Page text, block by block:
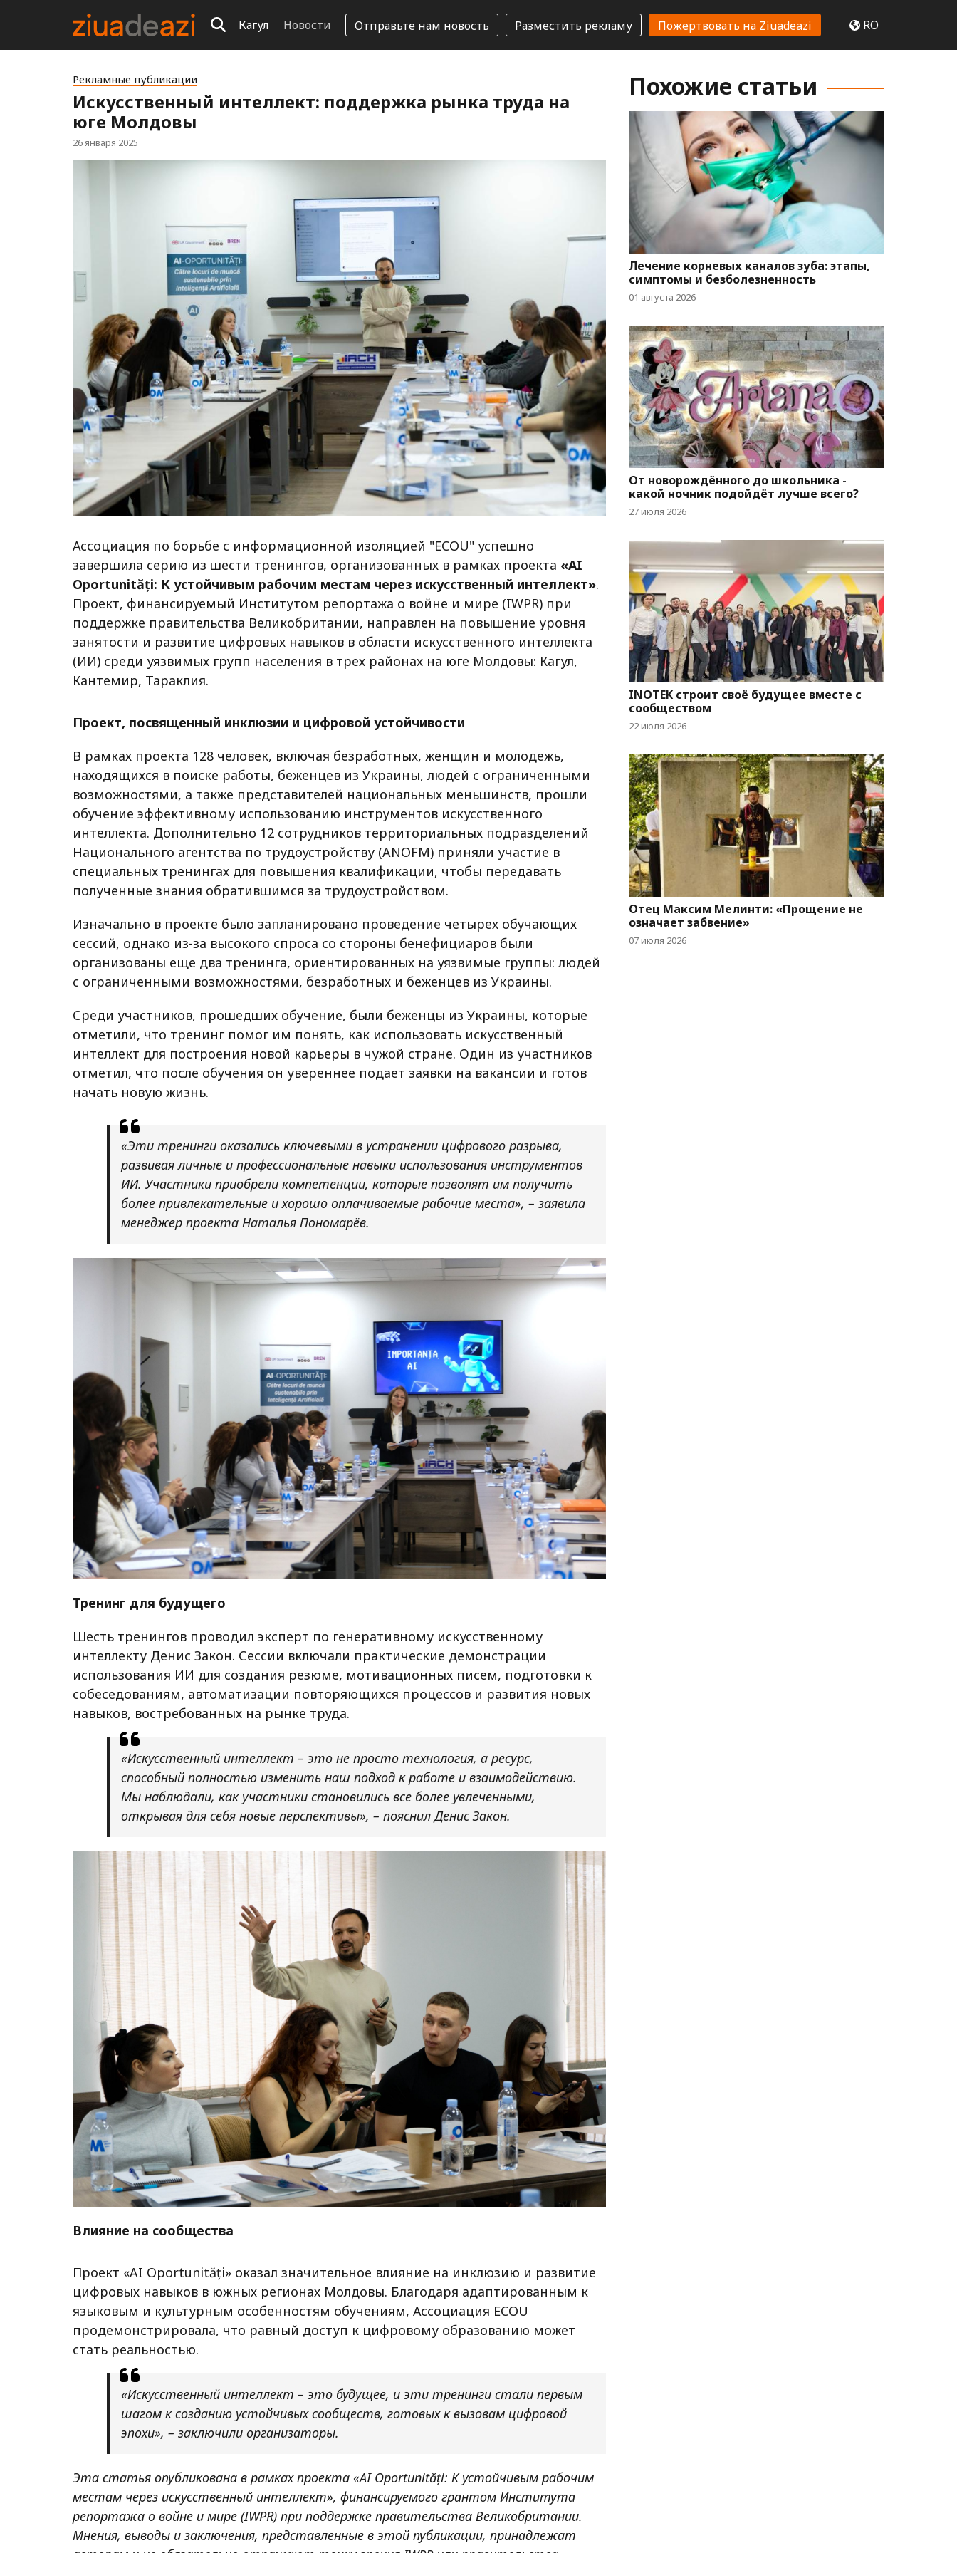
Кагул Новости Отправьте нам новость Разместить рекламу Пожертвовать на Ziuadeazi RO
Рекламные публикации
Искусственный интеллект: поддержка рынка труда на
юге Молдовы
26 января 2025
Ассоциация по борьбе с информационной изоляцией "ECOU" успешно
завершила серию из шести тренингов, организованных в рамках проекта «AI
Oportunități: К устойчивым рабочим местам через искусственный интеллект».
Проект, финансируемый Институтом репортажа о войне и мире (IWPR) при
поддержке правительства Великобритании, направлен на повышение уровня
занятости и развитие цифровых навыков в области искусственного интеллекта
(ИИ) среди уязвимых групп населения в трех районах на юге Молдовы: Кагул,
Кантемир, Тараклия.
Проект, посвященный инклюзии и цифровой устойчивости
В рамках проекта 128 человек, включая безработных, женщин и молодежь,
находящихся в поиске работы, беженцев из Украины, людей с ограниченными
возможностями, а также представителей национальных меньшинств, прошли
обучение эффективному использованию инструментов искусственного
интеллекта. Дополнительно 12 сотрудников территориальных подразделений
Национального агентства по трудоустройству (ANOFM) приняли участие в
специальных тренингах для повышения квалификации, чтобы передавать
полученные знания обратившимся за трудоустройством.
Изначально в проекте было запланировано проведение четырех обучающих
сессий, однако из-за высокого спроса со стороны бенефициаров были
организованы еще два тренинга, ориентированных на уязвимые группы: людей
с ограниченными возможностями, безработных и беженцев из Украины.
Среди участников, прошедших обучение, были беженцы из Украины, которые
отметили, что тренинг помог им понять, как использовать искусственный
интеллект для построения новой карьеры в чужой стране. Один из участников
отметил, что после обучения он увереннее подает заявки на вакансии и готов
начать новую жизнь.
«Эти тренинги оказались ключевыми в устранении цифрового разрыва,
развивая личные и профессиональные навыки использования инструментов
ИИ. Участники приобрели компетенции, которые позволят им получить
более привлекательные и хорошо оплачиваемые рабочие места», – заявила
менеджер проекта Наталья Пономарёв.
Тренинг для будущего
Шесть тренингов проводил эксперт по генеративному искусственному
интеллекту Денис Закон. Сессии включали практические демонстрации
использования ИИ для создания резюме, мотивационных писем, подготовки к
собеседованиям, автоматизации повторяющихся процессов и развития новых
навыков, востребованных на рынке труда.
«Искусственный интеллект – это не просто технология, а ресурс,
способный полностью изменить наш подход к работе и взаимодействию.
Мы наблюдали, как участники становились все более увлеченными,
открывая для себя новые перспективы», – пояснил Денис Закон.
Влияние на сообщества
Проект «AI Oportunități» оказал значительное влияние на инклюзию и развитие
цифровых навыков в южных регионах Молдовы. Благодаря адаптированным к
языковым и культурным особенностям обучениям, Ассоциация ECOU
продемонстрировала, что равный доступ к цифровому образованию может
стать реальностью.
«Искусственный интеллект – это будущее, и эти тренинги стали первым
шагом к созданию устойчивых сообществ, готовых к вызовам цифровой
эпохи», – заключили организаторы.
Эта статья опубликована в рамках проекта «AI Oportunități: К устойчивым рабочим
местам через искусственный интеллект», финансируемого грантом Института
репортажа о войне и мире (IWPR) при поддержке правительства Великобритании.
Мнения, выводы и заключения, представленные в этой публикации, принадлежат
Похожие статьи
Лечение корневых каналов зуба: этапы,
симптомы и безболезненность
01 августа 2026
От новорождённого до школьника -
какой ночник подойдёт лучше всего?
27 июля 2026
INOTEK строит своё будущее вместе с
сообществом
22 июля 2026
Отец Максим Мелинти: «Прощение не
означает забвение»
07 июля 2026